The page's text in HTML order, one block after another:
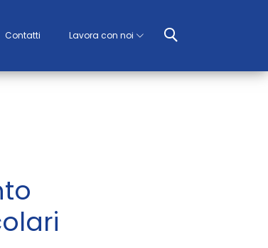
Contatti Lavora con noi